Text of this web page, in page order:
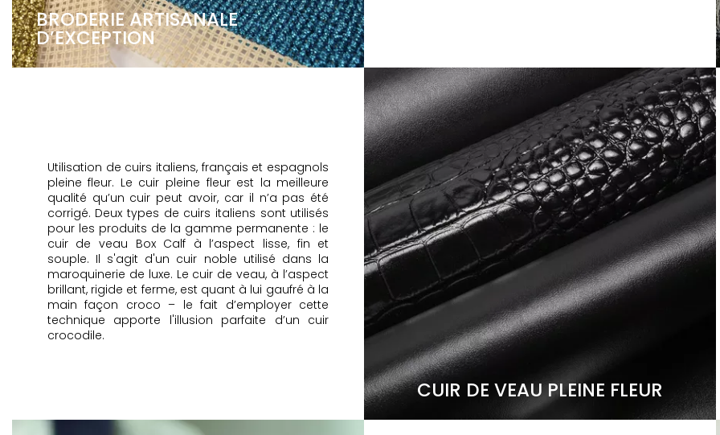
BRODERIE ARTISANALE
D’EXCEPTION
Utilisation de cuirs italiens, français et espagnols
pleine fleur. Le cuir pleine fleur est la meilleure
qualité qu’un cuir peut avoir, car il n’a pas été
corrigé. Deux types de cuirs italiens sont utilisés
pour les produits de la gamme permanente : le
cuir de veau Box Calf à l’aspect lisse, fin et
souple. Il s'agit d'un cuir noble utilisé dans la
maroquinerie de luxe. Le cuir de veau, à l’aspect
brillant, rigide et ferme, est quant à lui gaufré à la
main façon croco – le fait d’employer cette
technique apporte l'illusion parfaite d’un cuir
crocodile.
CUIR DE VEAU PLEINE FLEUR